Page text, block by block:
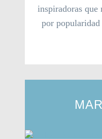
inspiradoras que
por